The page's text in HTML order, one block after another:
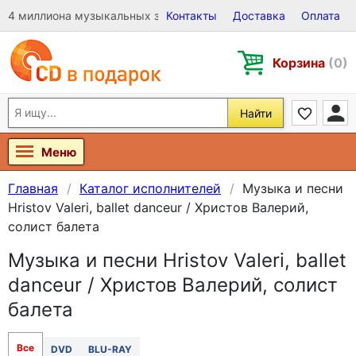
4 миллиона музыкальных записей на Виниле, CD и DVD
Контакты Доставка Оплата
Корзина (0)
Найти
Меню
Главная Каталог исполнителей
Музыка и песни
Hristov Valeri, ballet danceur / Христов Валерий,
солист балета
Музыка и песни Hristov Valeri, ballet
danceur / Христов Валерий, солист
балета
Все DVD BLU-RAY